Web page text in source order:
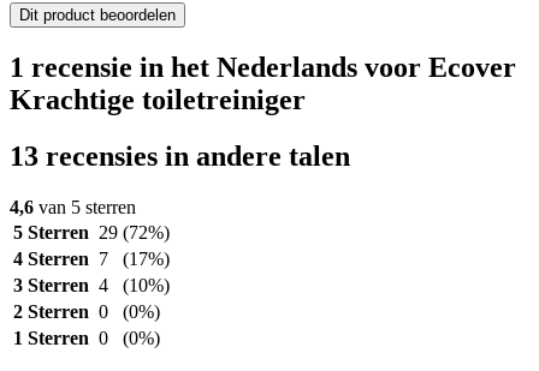
Dit product beoordelen
1 recensie in het Nederlands voor Ecover
Krachtige toiletreiniger
13 recensies in andere talen
4,6 van 5 sterren
5 Sterren 29 (72%)
4 Sterren 7
(17%)
3 Sterren 4
(10%)
2 Sterren 0
(0%)
1 Sterren 0 (0%)